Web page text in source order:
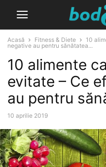
Acasă Fitness & Diete
10
negative au pentru sănătatea...
10 alimente
evitate – Ce
au pentru
10 aprilie 2019